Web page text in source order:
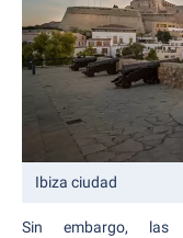
Ibiza ciudad
Sin embargo, las